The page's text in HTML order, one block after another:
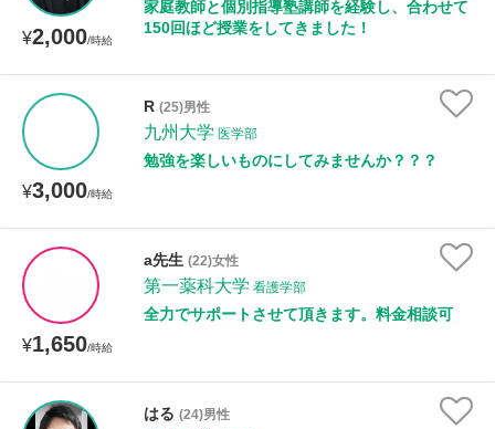
¥2,000/時給
家庭教師と個別指導塾講師を経験し、合わせて
150回ほど授業をしてきました！
¥3,000/時給
R (25)男性
九州大学 医学部
勉強を楽しいものにしてみませんか？？？
¥1,650/時給
a先生 (22)女性
第一薬科大学 看護学部
全力でサポートさせて頂きます。料金相談可
はる (24)男性
年齢：18-101歳
性別